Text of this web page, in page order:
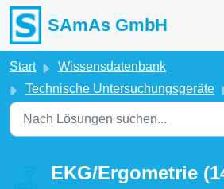
Zum hauptsächlichen Inhalt gehen
SAmAs GmbH
Start
Wissensdatenbank
Technische Untersuchungsgeräte
EKG/Ergometrie